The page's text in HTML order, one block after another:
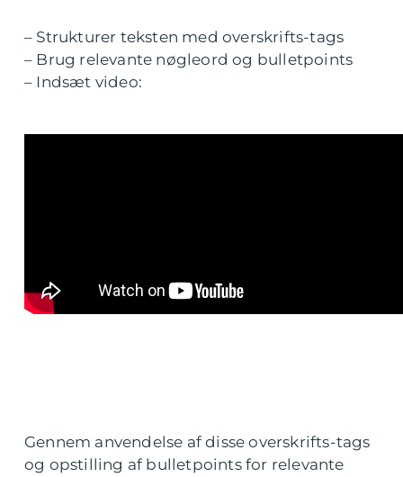
– Strukturer teksten med overskrifts-tags
– Brug relevante nøgleord og bulletpoints
– Indsæt video:
Gennem anvendelse af disse overskrifts-tags
og opstilling af bulletpoints for relevante